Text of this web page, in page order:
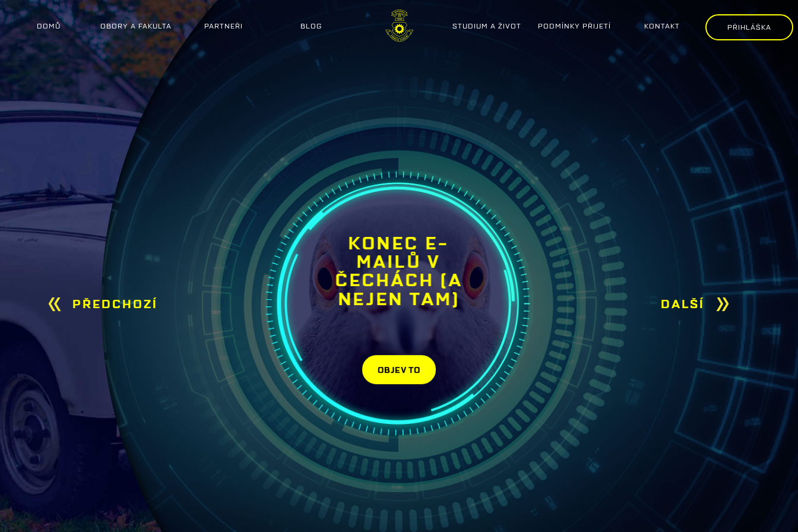
DOMŮ OBORY A FAKULTA PARTNEŘI BLOG STUDIUM A ŽIVOT PODMÍNKY PŘIJETÍ KONTAKT PŘIHLÁŠKA
KONEC E-
MAILŮ V
ČECHÁCH (A
NEJEN TAM)
Jelikož už nějakou dobu neexistovaly žádné počítače,
natož pak e-maily, na scénu po dlouhé době přilétli
poštovní holubi jakožto nejrychlejší možný způsob
dopisování. To bylo ovšem vzhledem ke zvýšené
popularitě myslivectví (samozřejmě s luky, šípy a
kušemi) poněkud nešťastné řešení situace. Spousta
dopisů tak kvůli ráně do černého k adresátovi
O práci se tehdy nemuseli bát ani veterináři. Kočičí
kastrace musely počkat, holubi měli přednost.
Naopak balíková přeprava a tudíž i věhlasnost e-
shopů šla do kytek – ostatně jako všechny e-
vymoženosti počátku 21. století.
OBJEV TO
PŘEDCHOZÍ DALŠÍ